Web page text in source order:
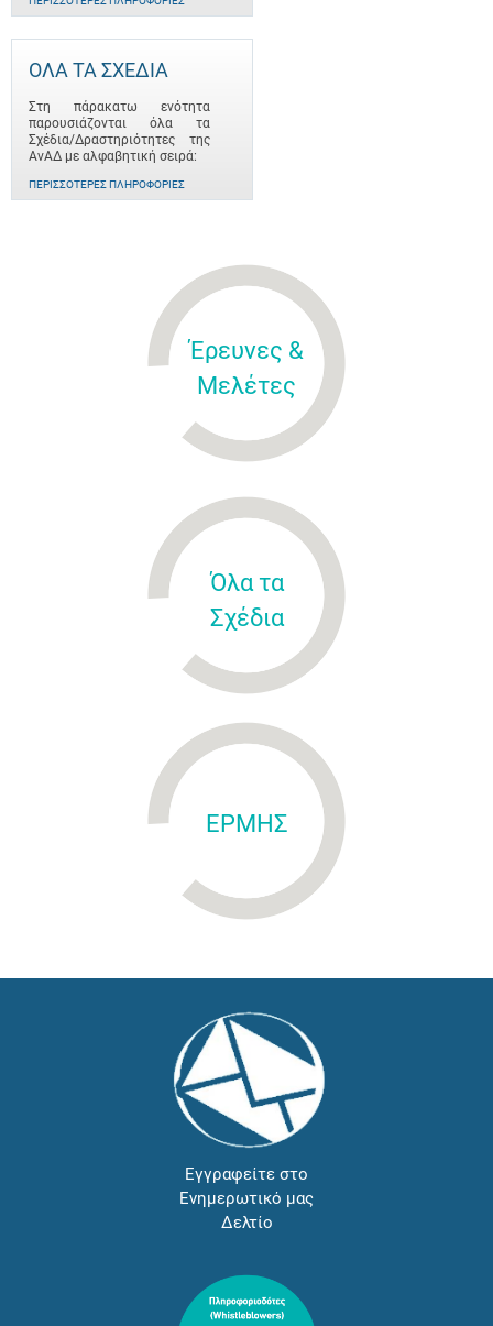
ΟΛΑ ΤΑ ΣΧΕΔΙΑ
Στη πάρακατω ενότητα
παρουσιάζονται όλα τα
Σχέδια/Δραστηριότητες της
ΑνΑΔ με αλφαβητική σειρά:
ΠΕΡΙΣΣΌΤΕΡΕΣ ΠΛΗΡΟΦΟΡΊΕΣ
Έρευνες &
Μελέτες
Όλα τα
Σχέδια
ΕΡΜΗΣ
Εγγραφείτε στο
Ενημερωτικό μας
Δελτίο